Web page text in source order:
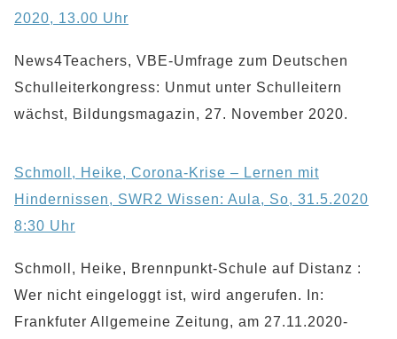
2020, 13.00 Uhr
News4Teachers, VBE-Umfrage zum Deutschen
Schulleiterkongress: Unmut unter Schulleitern
wächst, Bildungsmagazin, 27. November 2020.
Schmoll, Heike, Corona-Krise – Lernen mit
Hindernissen, SWR2 Wissen: Aula, So, 31.5.2020
8:30 Uhr
Schmoll, Heike, Brennpunkt-Schule auf Distanz :
Wer nicht eingeloggt ist, wird angerufen. In:
Frankfuter Allgemeine Zeitung, am 27.11.2020-